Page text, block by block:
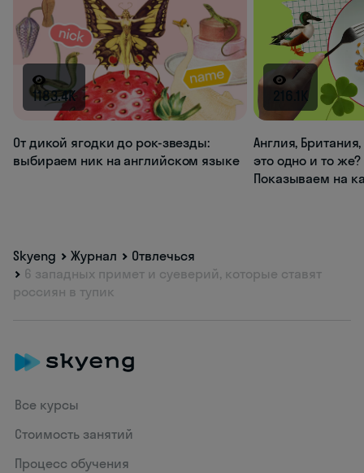
1183.4K
От дикой ягодки до рок-звезды:
выбираем ник на английском языке
216.1K
Англия,
это одно и то
Показываем на
Skyeng Журнал
Отвлечься
6 западных примет и суеверий, которые ставят
россиян в тупик
Все курсы
Стоимость занятий
Процесс обучения